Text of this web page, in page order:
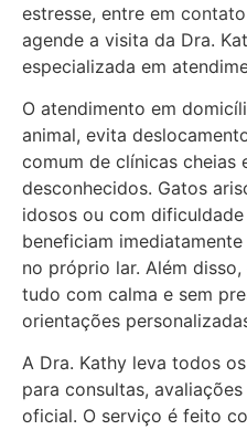
estresse, entre em contato
agende a visita da Dra.
especializada em
O atendimento em
animal, evita
comum de clínicas cheias
desconhecidos. Gatos
idosos ou com
beneficiam
no próprio lar. Além
tudo com calma e sem
orientações
A Dra. Kathy leva todos
para consultas,
oficial. O serviço é feito